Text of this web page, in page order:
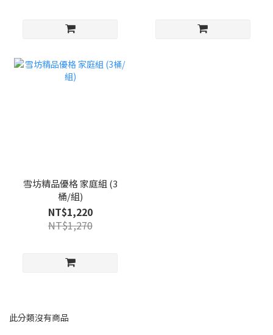
雪坊精品優格 家庭組 (3
桶/組)
NT$1,220
NT$1,270
此分類沒有商品